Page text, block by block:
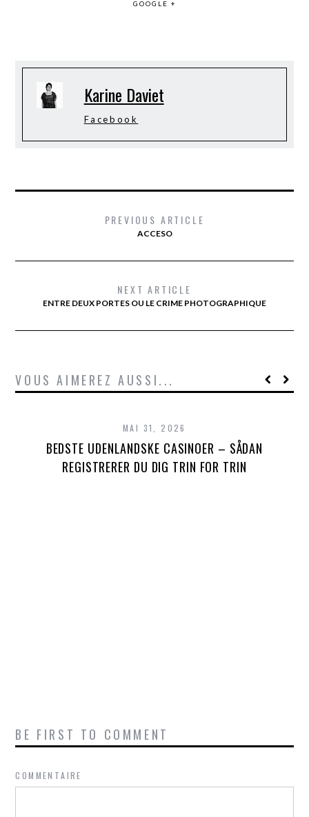
GOOGLE +
Karine Daviet
Facebook
PREVIOUS ARTICLE
ACCESO
NEXT ARTICLE
ENTRE DEUX PORTES OU LE CRIME PHOTOGRAPHIQUE
VOUS AIMEREZ AUSSI...
MAI 31, 2026
BEDSTE UDENLANDSKE CASINOER – SÅDAN
REGISTRERER DU DIG TRIN FOR TRIN
BE FIRST TO COMMENT
COMMENTAIRE